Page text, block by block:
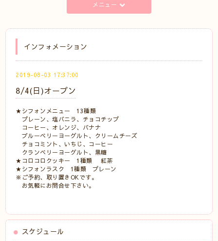
メニュー
インフォメーション
2019-08-03 17:37:00
8/4(日)オープン
★シフォンメニュー 13種類
プレーン、塩バニラ、チョコチップ
コーヒー、オレンジ、バナナ
ブルーベリーヨーグルト、クリームチーズ
チョコミント、いちじ、コーヒー
クランベリーヨーグルト、黒糖
★コロコロクッキー 1種類 紅茶
★シフォンラスク 1種類 プレーン
※ご予約、取り置きOKです。
お気軽にお問合せ下さい。
スケジュール